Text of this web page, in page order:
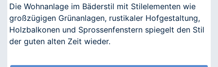
Die Wohnanlage im Bäderstil mit Stilelementen wie
großzügigen Grünanlagen, rustikaler Hofgestaltung,
Holzbalkonen und Sprossenfenstern spiegelt den Stil
der guten alten Zeit wieder.